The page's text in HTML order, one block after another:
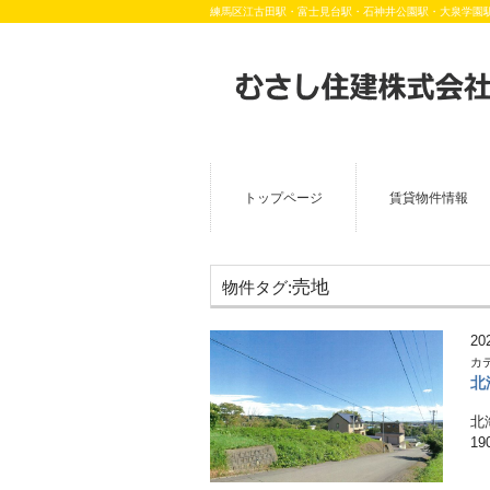
練馬区江古田駅・富士見台駅・石神井公園駅・大泉
トップページ 賃貸物件情報
物件タグ:売地
カ
北
北